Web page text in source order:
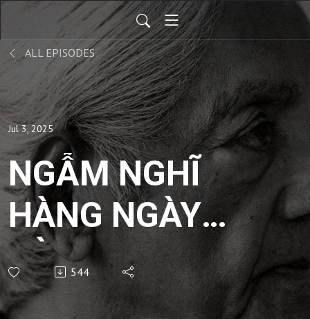
ALL EPISODES
Jul 3, 2025
NGẪM NGHĨ
HÀNG NGÀY
CÙNG
KRISHNAMURTI
544